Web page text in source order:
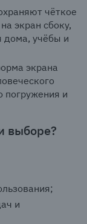
чёткое
экран сбоку,
дома, учёбы и
экрана
погружения и
выборе?
и